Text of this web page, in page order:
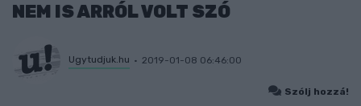
NEM IS ARRÓL VOLT SZÓ
Ugytudjuk.hu 2019-01-08 06:46:00
Szólj hozzá!